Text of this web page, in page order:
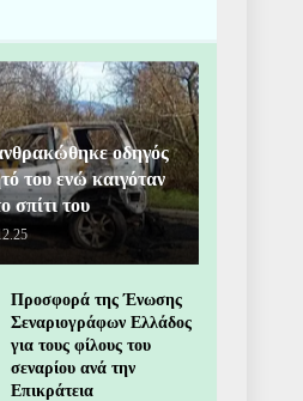
οδηγός
του ενώ καιγόταν
σπίτι του
Προσφορά της Ένωσης
Σεναριογράφων Ελλάδος
για τους φίλους του
σεναρίου ανά την
Επικράτεια